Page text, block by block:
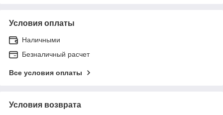
Условия оплаты
Наличными
Безналичный расчет
Все условия оплаты
Условия возврата